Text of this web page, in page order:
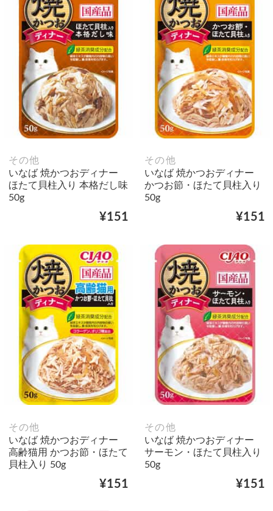
その他
いなば 焼かつおディナー
ほたて貝柱入り 本格だし味
50g
¥151
その他
いなば 焼かつおディナー
かつお節・ほたて貝柱入り
50g
¥151
その他
いなば 焼かつおディナー
高齢猫用 かつお節・ほたて
貝柱入り 50g
¥151
その他
いなば 焼かつおディナー
サーモン・ほたて貝柱入り
50g
¥151